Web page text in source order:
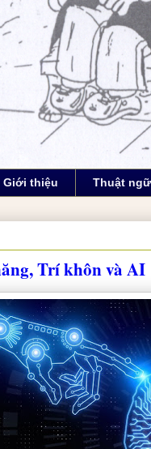
Giới thiệu Thuật ngữ
Trí khôn và AI